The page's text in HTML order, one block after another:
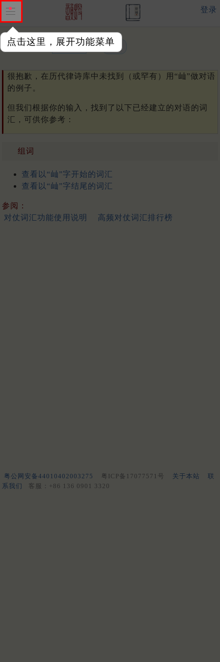
点击这里，展开功能菜单
登录
单字或词汇：
很抱歉，在历代律诗库中未找到（或罕有）用“屾”做对语
的例子。
但我们根据你的输入，找到了以下已经建立的对语的词
汇，可供你参考：
组词
查看以“屾”字开始的词汇
查看以“屾”字结尾的词汇
参阅：
对仗词汇功能使用说明
高频对仗词汇排行榜
粤公网安备44010402003275 粤ICP备17077571号 关于本站
联
系我们
客服：+86 136 0901 3320